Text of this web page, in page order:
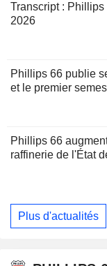
Transcript :
2026
Phillips 66 publie
et le premier
Phillips 66
raffinerie de l'État
Plus d'actualités